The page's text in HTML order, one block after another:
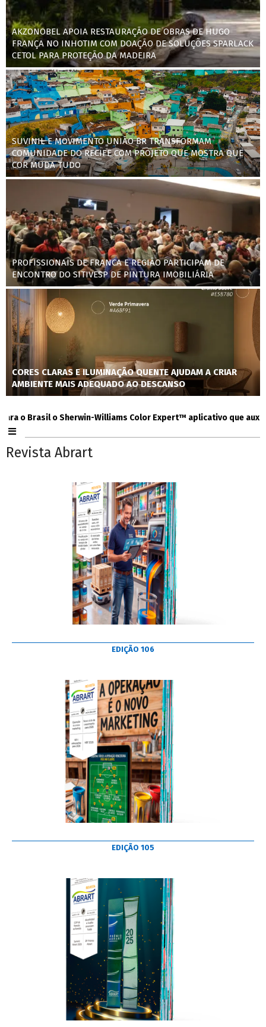
AKZONOBEL APOIA RESTAURAÇÃO DE OBRAS DE HUGO
FRANÇA NO INHOTIM COM DOAÇÃO DE SOLUÇÕES SPARLACK
CETOL PARA PROTEÇÃO DA MADEIRA
SUVINIL E MOVIMENTO UNIÃO BR TRANSFORMAM
COMUNIDADE DO RECIFE COM PROJETO QUE MOSTRA QUE
COR MUDA TUDO
PROFISSIONAIS DE FRANCA E REGIÃO PARTICIPAM DE
ENCONTRO DO SITIVESP DE PINTURA IMOBILIÁRIA
CORES CLARAS E ILUMINAÇÃO QUENTE AJUDAM A CRIAR
AMBIENTE MAIS ADEQUADO AO DESCANSO
Brasil o Sherwin-Williams Color Expert™ aplicativo que auxilia
Revista Abrart
EDIÇÃO 106
EDIÇÃO 105